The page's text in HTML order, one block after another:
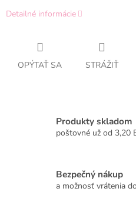
Detailné informácie
OPÝTAŤ SA STRÁŽIŤ
Produkty skladom
poštovné už od 3,20
Bezpečný nákup
a možnosť vrátenia